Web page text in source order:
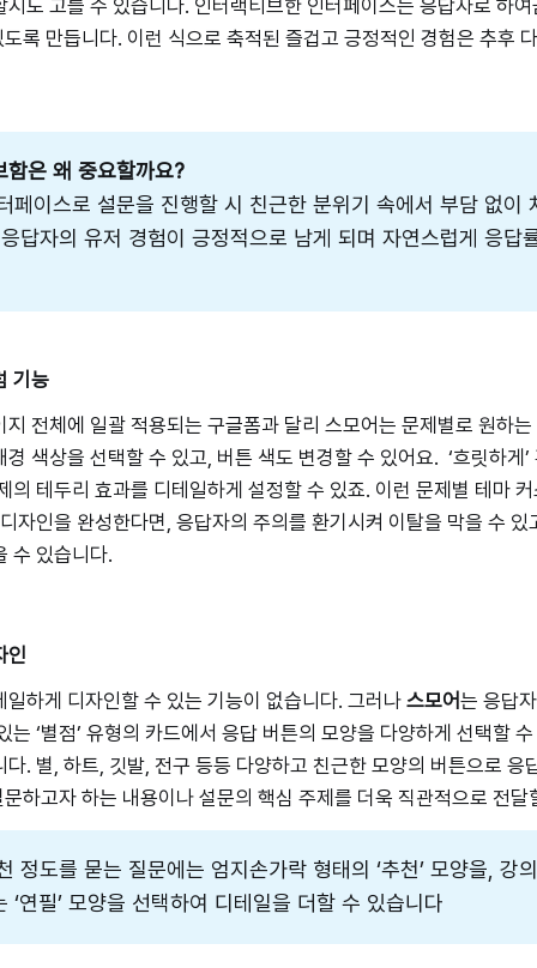
지도 고를 수 있습니다. 인터랙티브한 인터페이스는 응답자로 하
록 만듭니다. 이런 식으로 축적된 즐겁고 긍정적인 경험은 추후
함은 왜 중요할까요?
페이스로 설문을 진행할 시 친근한 분위기 속에서 부담 없이
답자의 유저 경험이 긍정적으로 남게 되며 자연스럽게 응답
기능
지 전체에 일괄 적용되는 구글폼과 달리 스모어는 문제별로 원하
색상을 선택할 수 있고, 버튼 색도 변경할 수 있어요. ‘흐릿하게’
의 테두리 효과를 디테일하게 설정할 수 있죠. 이런 문제별 테마
자인을 완성한다면, 응답자의 주의를 환기시켜 이탈을 막을 수 있
수 있습니다.
인
일하게 디자인할 수 있는 기능이 없습니다. 그러나 스모어는 응답
는 ‘별점’ 유형의 카드에서 응답 버튼의 모양을 다양하게 선택할
다. 별, 하트, 깃발, 전구 등등 다양하고 친근한 모양의 버튼으로 응
하고자 하는 내용이나 설문의 핵심 주제를 더욱 직관적으로 전
정도를 묻는 질문에는 엄지손가락 형태의 ‘추천’ 모양을, 강
‘연필’ 모양을 선택하여 디테일을 더할 수 있습니다